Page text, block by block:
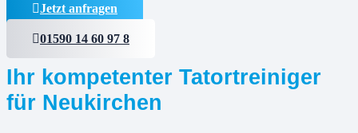
Jetzt anfragen
01590 14 60 97 8
Ihr kompetenter Tatortreiniger
für Neukirchen